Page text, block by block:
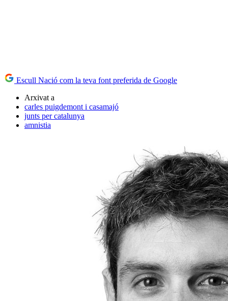
Escull Nació com la teva font preferida de Google
Arxivat a
carles puigdemont i casamajó
junts per catalunya
amnistia